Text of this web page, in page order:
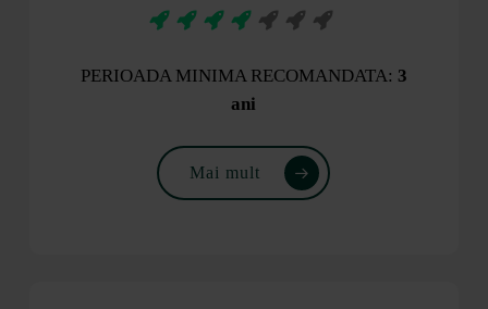
PERIOADA MINIMA RECOMANDATA: 3
ani
Mai mult